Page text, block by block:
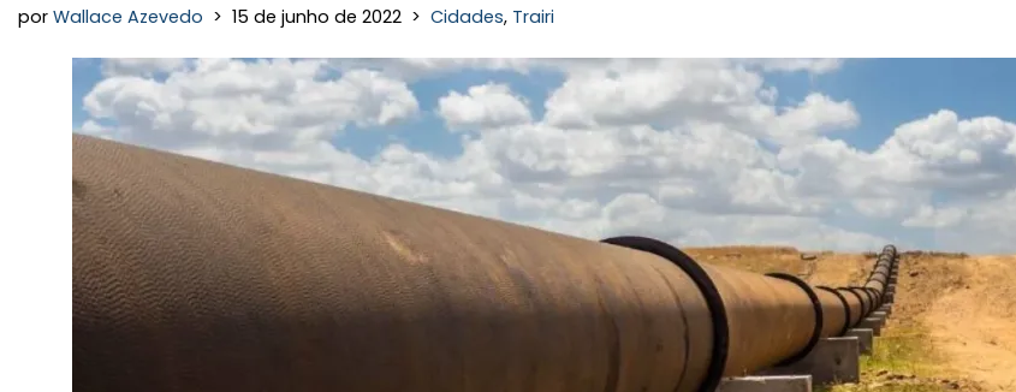
por Wallace Azevedo 15 de junho de 2022 Cidades, Trairi